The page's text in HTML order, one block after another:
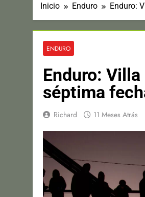
Inicio Enduro Enduro:
ENDURO
Enduro:
séptima
Richard 11 Meses Atrás